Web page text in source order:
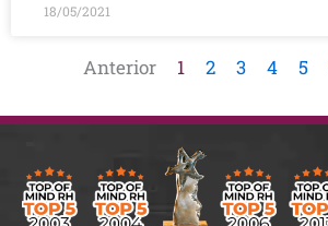
18/05/2021
Anterior 1 2 3 4 5